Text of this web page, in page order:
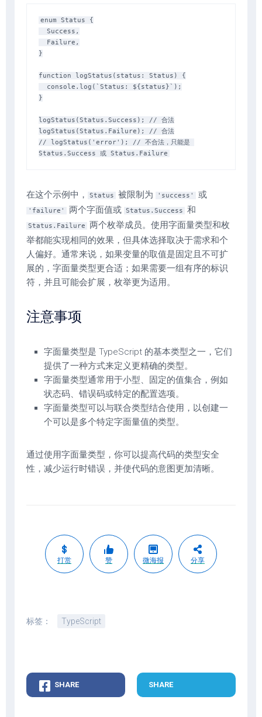
enum Status {
}
function logStatus(status: Status) {
}
logStatus(Status.Success); // 合法
logStatus(Status.Failure); // 合法
// logStatus('error'); // 不合法，只能是
在这个示例中， Status 被限制为 'success' 或
'failure' 两个字面值或 Status.Success 和
Status.Failure
两个枚举成员。使用字面量类型和枚
举都能实现相同的效果，但具体选择取决于需求和个
人偏好。通常来说，如果变量的取值是固定且不可扩
展的，字面量类型更合适；如果需要一组有序的标识
符，并且可能会扩展，枚举更为适用。
注意事项
字面量类型是 TypeScript 的基本类型之一，它们
提供了一种方式来定义更精确的类型。
字面量类型通常用于小型、固定的值集合，例如
状态码、错误码或特定的配置选项。
字面量类型可以与联合类型结合使用，以创建一
个可以是多个特定字面量值的类型。
通过使用字面量类型，你可以提高代码的类型安全
性，减少运行时错误，并使代码的意图更加清晰。
打赏 赞 微海报 分享
标签： TypeScript
SHARE SHARE